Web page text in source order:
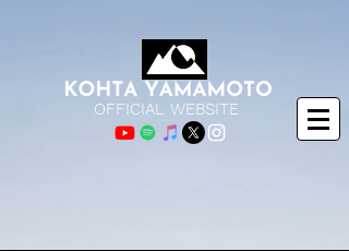
OFFICIAL WEBSITE